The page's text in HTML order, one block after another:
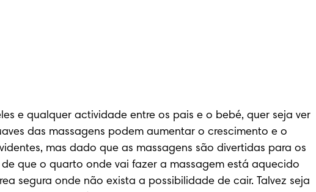
e qualquer actividade entre os pais e o bebé, quer seja ver
das massagens podem aumentar o crescimento e o
mas dado que as massagens são divertidas para os
que o quarto onde vai fazer a massagem está aquecido
segura onde não exista a possibilidade de cair. Talvez seja